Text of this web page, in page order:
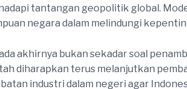
tantangan geopolitik global.
negara dalam melindungi
akhirnya bukan sekadar soal
diharapkan terus melanjutkan
industri dalam negeri agar